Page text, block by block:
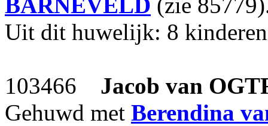
Uit dit huwelijk: 8
103466 Jacob van
Gehuwd met Berendina